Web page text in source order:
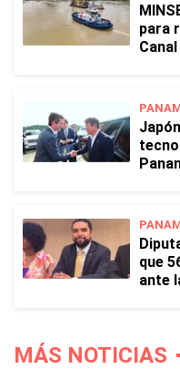
para
que
ante
MÁS NOTICIAS